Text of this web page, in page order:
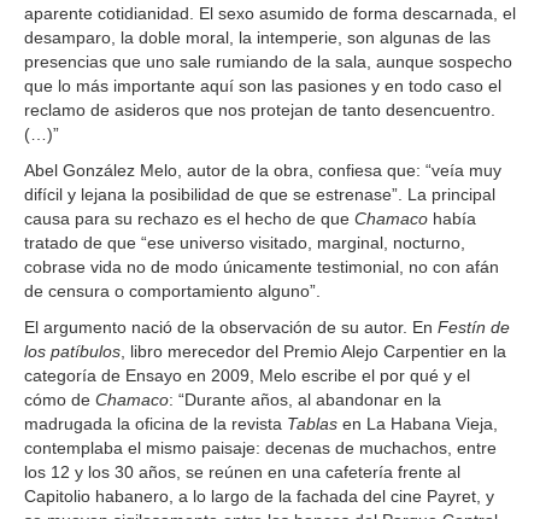
aparente cotidianidad. El sexo asumido de forma descarnada, el
desamparo, la doble moral, la intemperie, son algunas de las
presencias que uno sale rumiando de la sala, aunque sospecho
que lo más importante aquí son las pasiones y en todo caso el
reclamo de asideros que nos protejan de tanto desencuentro.
(…)”
Abel González Melo, autor de la obra, confiesa que: “veía muy
difícil y lejana la posibilidad de que se estrenase”. La principal
causa para su rechazo es el hecho de que Chamaco había
tratado de que “ese universo visitado, marginal, nocturno,
cobrase vida no de modo únicamente testimonial, no con afán
de censura o comportamiento alguno”.
El argumento nació de la observación de su autor. En Festín de
los patíbulos , libro merecedor del Premio Alejo Carpentier en la
categoría de Ensayo en 2009, Melo escribe el por qué y el
cómo de Chamaco: “Durante años, al abandonar en la
madrugada la oficina de la revista Tablas en La Habana Vieja,
contemplaba el mismo paisaje: decenas de muchachos, entre
los 12 y los 30 años, se reúnen en una cafetería frente al
Capitolio habanero, a lo largo de la fachada del cine Payret, y